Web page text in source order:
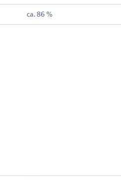
ca. 86 %